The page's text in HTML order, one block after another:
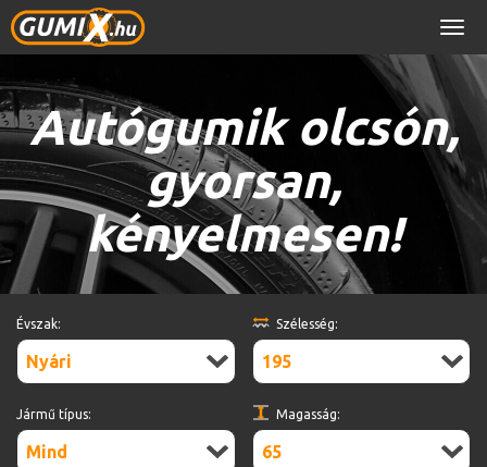
Autógumik olcsón,
gyorsan,
kényelmesen!
Évszak:
Nyári
Jármű típus:
Mind
Szélesség:
195
Magasság:
65